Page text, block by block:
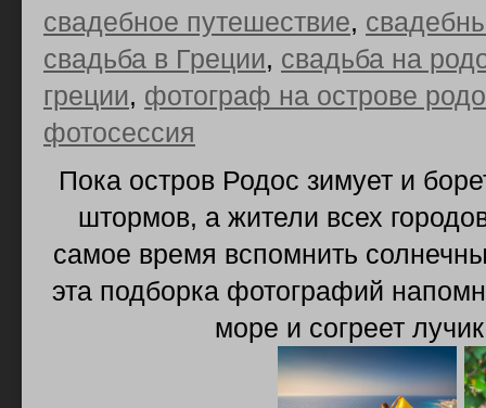
свадебное путешествие,
свадьба в Греции, свадьба на
греции, фотограф на острове
фотосессия
Пока остров Родос зимует и
штормов, а жители всех
самое время вспомнить
эта подборка фотографий
море и согреет